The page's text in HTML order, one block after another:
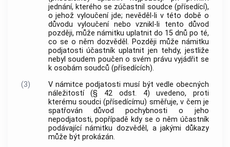
jednání, kterého se zúčastnil soudce (přísedící),
o jehož vyloučení jde; nevěděl-li v této době o
důvodu vyloučení nebo vznikl-li tento důvod
později, může námitku uplatnit do 15 dnů po té,
co se o něm dozvěděl. Později může námitku
podjatosti účastník uplatnit jen tehdy, jestliže
nebyl soudem poučen o svém právu vyjádřit se
k osobám soudců (přísedících).
(3)
V námitce podjatosti musí být vedle obecných
náležitostí (§ 42 odst. 4) uvedeno, proti
kterému soudci (přísedícímu) směřuje, v čem je
spatřován důvod pochybnosti o jeho
nepodjatosti, popřípadě kdy se o něm účastník
podávající námitku dozvěděl, a jakými důkazy
může být prokázán.